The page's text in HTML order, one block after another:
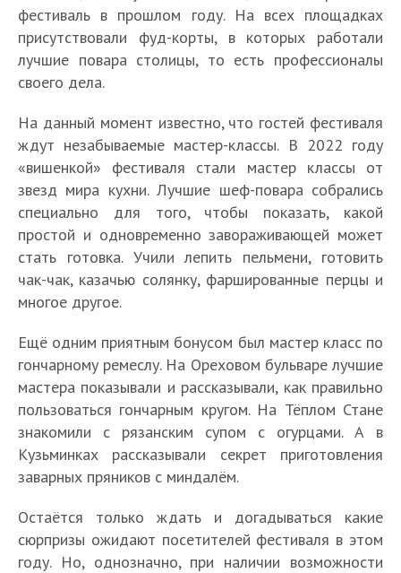
фестиваль в прошлом году. На всех площадках
присутствовали фуд-корты, в которых работали
лучшие повара столицы, то есть профессионалы
своего дела.
На данный момент известно, что гостей фестиваля
ждут незабываемые мастер-классы. В 2022 году
«вишенкой» фестиваля стали мастер классы от
звезд мира кухни. Лучшие шеф-повара собрались
специально для того, чтобы показать, какой
простой и одновременно завораживающей может
стать готовка. Учили лепить пельмени, готовить
чак-чак, казачью солянку, фаршированные перцы и
многое другое.
Ещё одним приятным бонусом был мастер класс по
гончарному ремеслу. На Ореховом бульваре лучшие
мастера показывали и рассказывали, как правильно
пользоваться гончарным кругом. На Тёплом Стане
знакомили с рязанским супом с огурцами. А в
Кузьминках рассказывали секрет приготовления
заварных пряников с миндалём.
Остаётся только ждать и догадываться какие
сюрпризы ожидают посетителей фестиваля в этом
году. Но, однозначно, при наличии возможности